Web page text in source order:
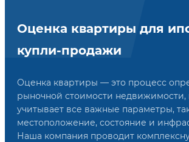
Оценка квартиры для
купли-продажи
Оценка квартиры — это процесс
рыночной стоимости недвижимости,
учитывает все важные параметры,
местоположение, состояние и
Наша компания проводит